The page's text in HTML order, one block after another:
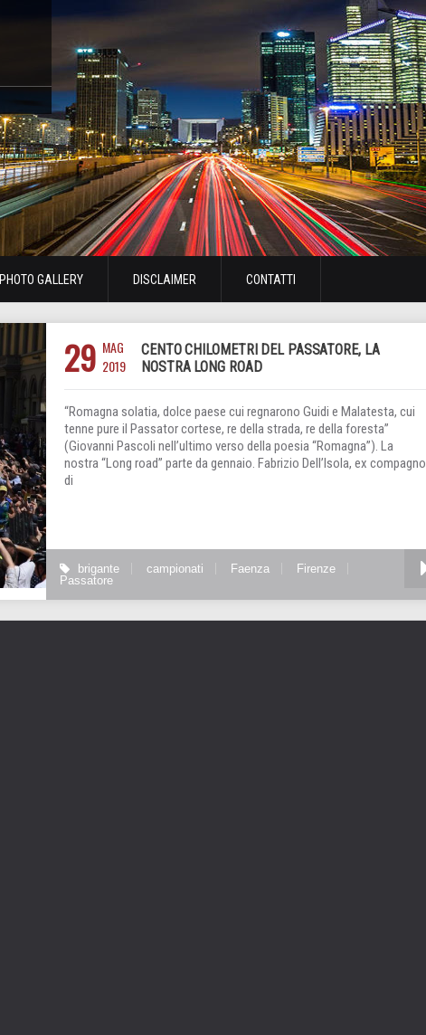
PHOTO GALLERY DISCLAIMER CONTATTI
29 MAG
2019
CENTO CHILOMETRI DEL PASSATORE, LA
NOSTRA LONG ROAD
“Romagna solatia, dolce paese cui regnarono Guidi e Malatesta, cui
tenne pure il Passator cortese, re della strada, re della foresta”
(Giovanni Pascoli nell’ultimo verso della poesia “Romagna”). La
nostra “Long road” parte da gennaio. Fabrizio Dell’Isola, ex compagno
di
brigante campionati Faenza
Firenze
Passatore